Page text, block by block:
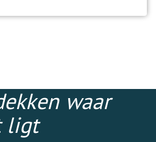
waar
ligt